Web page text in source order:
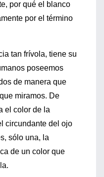
por qué el blanco
por el término
tan frívola, tiene su
poseemos
de manera que
miramos. De
el color de la
circundante del ojo
sólo una, la
de un color que